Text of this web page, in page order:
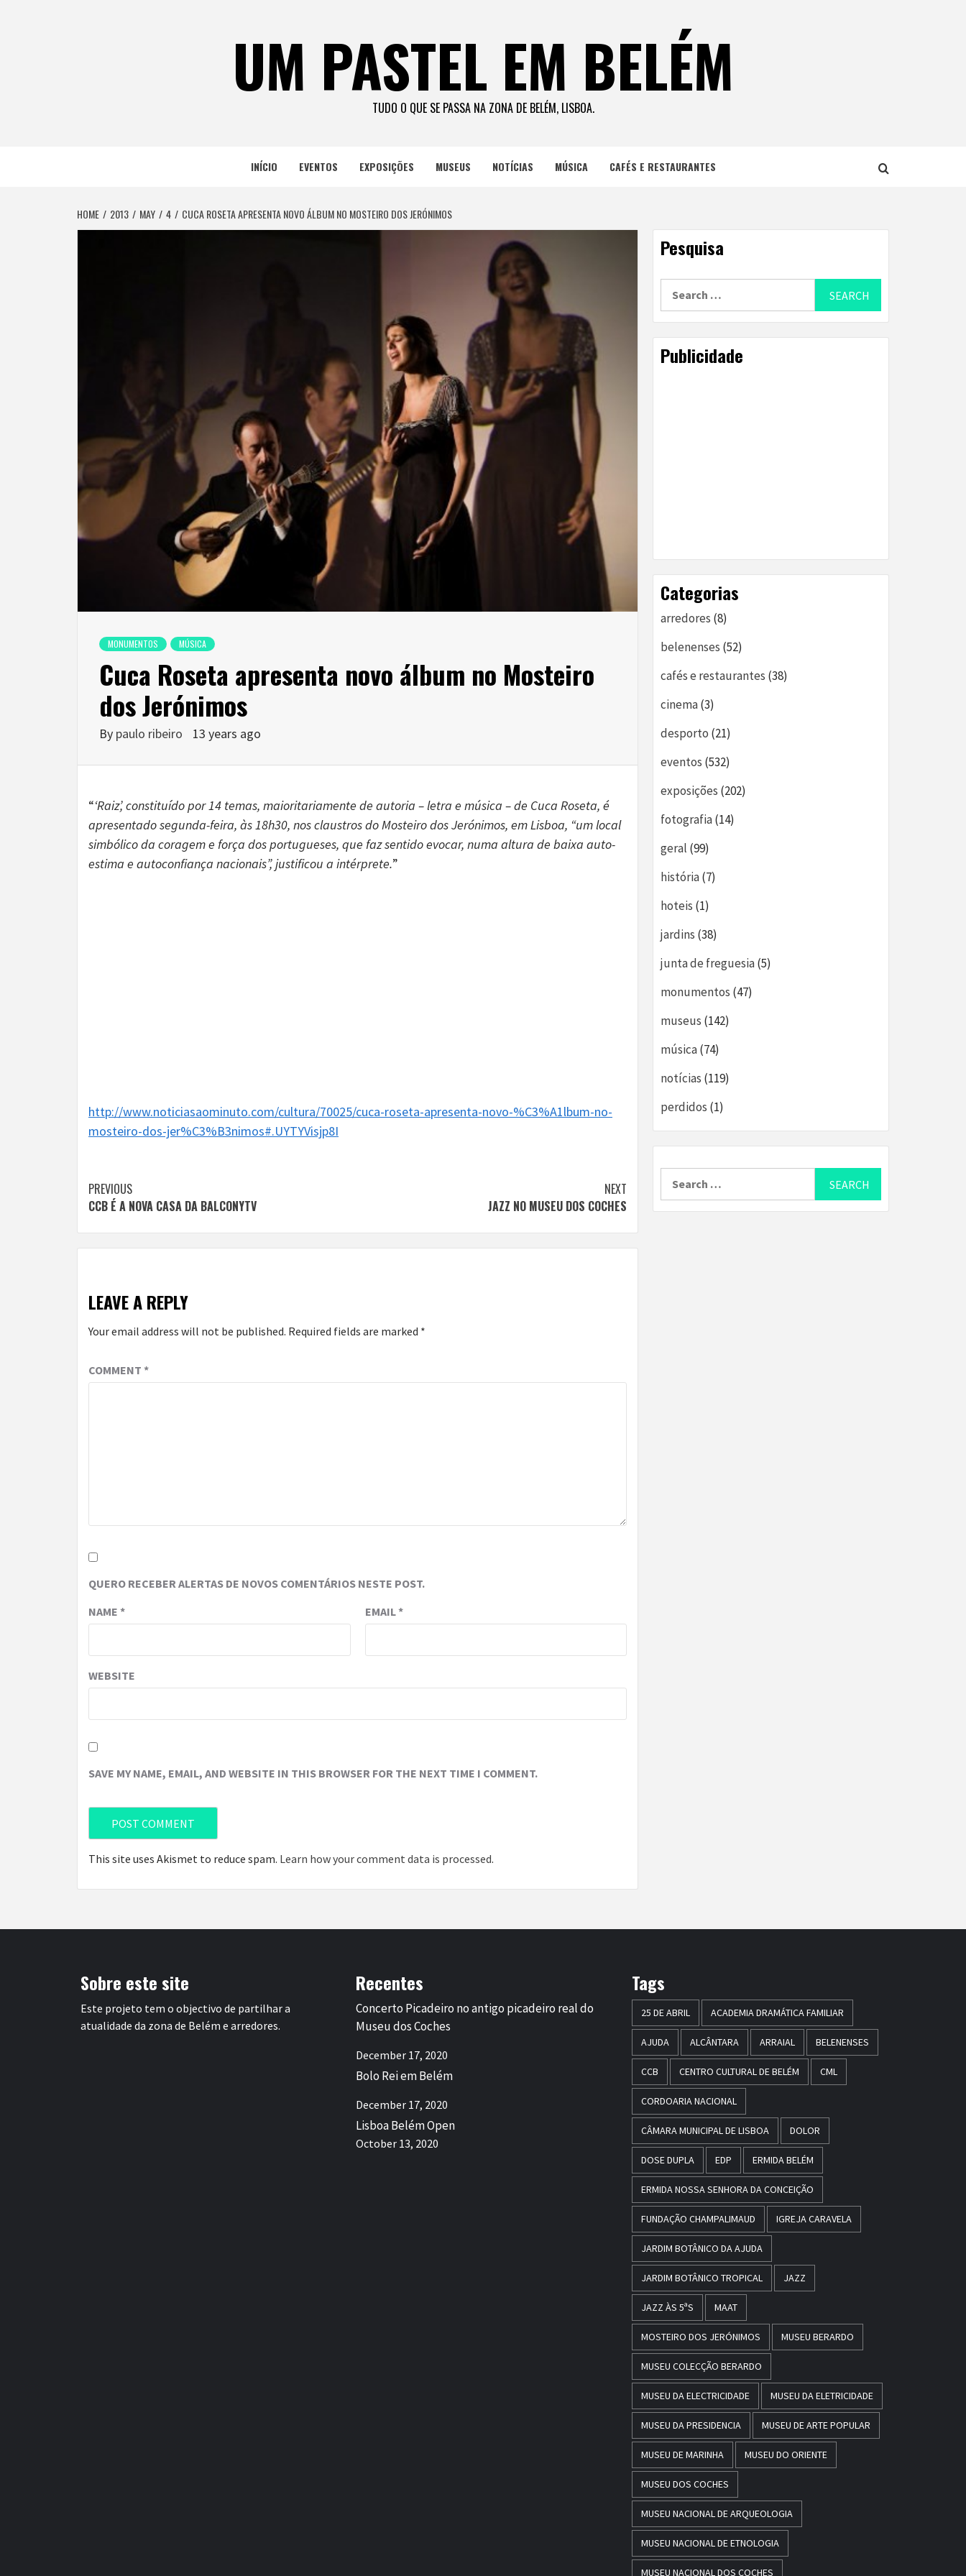
UM PASTEL EM BELÉM
TUDO O QUE SE PASSA NA ZONA DE BELÉM, LISBOA.
INÍCIO EVENTOS EXPOSIÇÕES MUSEUS NOTÍCIAS MÚSICA CAFÉS E RESTAURANTES
HOME 2013 MAY 4 CUCA ROSETA APRESENTA NOVO ÁLBUM NO MOSTEIRO DOS JERÓNIMOS
MONUMENTOS MÚSICA
Cuca Roseta apresenta novo álbum no Mosteiro
dos Jerónimos
By paulo ribeiro 13 years ago
“‘Raiz’, constituído por 14 temas, maioritariamente de autoria – letra e música – de Cuca Roseta, é
apresentado segunda-feira, às 18h30, nos claustros do Mosteiro dos Jerónimos, em Lisboa, “um local
simbólico da coragem e força dos portugueses, que faz sentido evocar, numa altura de baixa auto-
estima e autoconfiança nacionais”, justificou a intérprete.”
http://www.noticiasaominuto.com/cultura/70025/cuca-roseta-apresenta-novo-%C3%A1lbum-no-
mosteiro-dos-jer%C3%B3nimos#.UYTYVisjp8I
Continue
Reading
PREVIOUS
CCB É A NOVA CASA DA BALCONYTV
NEXT
JAZZ NO MUSEU DOS COCHES
LEAVE A REPLY
Your email address will not be published. Required fields are marked *
COMMENT *
QUERO RECEBER ALERTAS DE NOVOS COMENTÁRIOS NESTE POST.
NAME * EMAIL*
WEBSITE
SAVE MY NAME, EMAIL, AND WEBSITE IN THIS BROWSER FOR THE NEXT TIME I COMMENT.
This site uses Akismet to reduce spam. Learn how your comment data is processed.
Pesquisa
Publicidade
Categorias
arredores (8)
belenenses (52)
cafés e restaurantes (38)
cinema(3)
desporto (21)
eventos (532)
exposições (202)
fotografia(14)
geral (99)
história(7)
hoteis (1)
jardins (38)
junta de freguesia(5)
monumentos (47)
museus (142)
música(74)
notícias (119)
perdidos (1)
Sobre este site
Este projeto tem o objectivo de partilhar a
atualidade da zona de Belém e arredores.
Recentes
Concerto Picadeiro no antigo picadeiro real do
Museu dos Coches
December 17, 2020
Bolo Rei em Belém
December 17, 2020
Lisboa Belém Open
October 13, 2020
Tags
25 DE ABRIL ACADEMIA DRAMÁTICA FAMILIAR
AJUDA ALCÂNTARA ARRAIAL BELENENSES
CCB CENTRO CULTURAL DE BELÉM CML
CORDOARIA NACIONAL
CÂMARA MUNICIPAL DE LISBOA DOLOR
DOSE DUPLA EDP ERMIDA BELÉM
ERMIDA NOSSA SENHORA DA CONCEIÇÃO
FUNDAÇÃO CHAMPALIMAUD IGREJA CARAVELA
JARDIM BOTÂNICO DA AJUDA
JARDIM BOTÂNICO TROPICAL JAZZ
JAZZ ÀS 5ªS MAAT
MOSTEIRO DOS JERÓNIMOS MUSEU BERARDO
MUSEU COLECÇÃO BERARDO
MUSEU DA ELECTRICIDADE MUSEU DA ELETRICIDADE
MUSEU DA PRESIDENCIA MUSEU DE ARTE POPULAR
MUSEU DE MARINHA MUSEU DO ORIENTE
MUSEU DOS COCHES
MUSEU NACIONAL DE ARQUEOLOGIA
MUSEU NACIONAL DE ETNOLOGIA
MUSEU NACIONAL DOS COCHES